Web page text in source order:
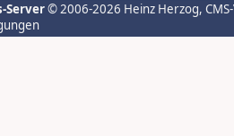
Server© 2006-2026 Heinz Herzog,